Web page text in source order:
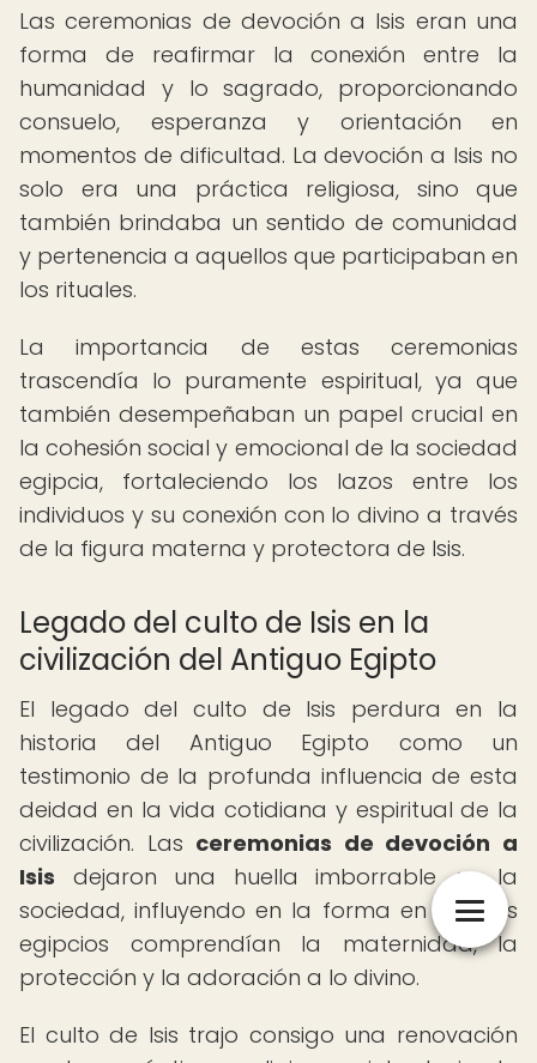
Las ceremonias de devoción a Isis eran una
forma de reafirmar la conexión entre la
humanidad y lo sagrado, proporcionando
consuelo, esperanza y orientación en
momentos de dificultad. La devoción a Isis no
solo era una práctica religiosa, sino que
también brindaba un sentido de comunidad
y pertenencia a aquellos que participaban en
los rituales.
La importancia de estas ceremonias
trascendía lo puramente espiritual, ya que
también desempeñaban un papel crucial en
la cohesión social y emocional de la sociedad
egipcia, fortaleciendo los lazos entre los
individuos y su conexión con lo divino a través
de la figura materna y protectora de Isis.
Legado del culto de Isis en la
civilización del Antiguo Egipto
El legado del culto de Isis perdura en la
historia del Antiguo Egipto como un
testimonio de la profunda influencia de esta
deidad en la vida cotidiana y espiritual de la
civilización. Las ceremonias de devoción a
Isis dejaron una huella imborrable en la
sociedad, influyendo en la forma en que los
egipcios comprendían la maternidad, la
protección y la adoración a lo divino.
El culto de Isis trajo consigo una renovación